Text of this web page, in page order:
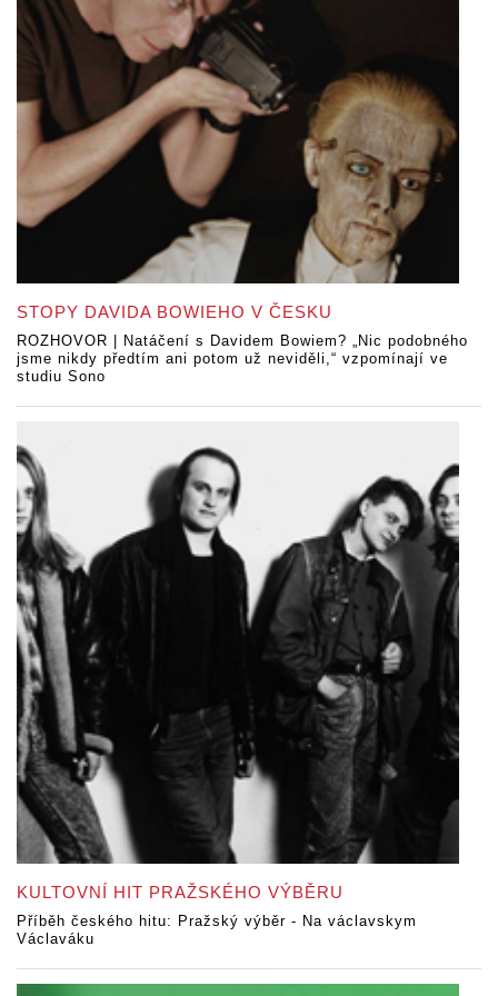
STOPY DAVIDA BOWIEHO V ČESKU
ROZHOVOR | Natáčení s Davidem Bowiem? „Nic podobného
jsme nikdy předtím ani potom už neviděli,“ vzpomínají ve
studiu Sono
KULTOVNÍ HIT PRAŽSKÉHO VÝBĚRU
Příběh českého hitu: Pražský výběr - Na václavskym
Václaváku